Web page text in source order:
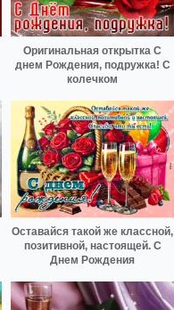
Оригинальная открытка С
днем Рождения, подружка! С
колечком
Оставайся такой же классной,
позитивной, настоящей. С
Днем Рождения